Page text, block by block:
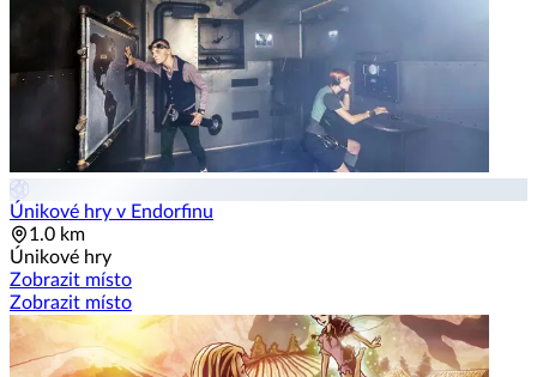
Únikové hry v Endorfinu
1.0 km
Únikové hry
Zobrazit místo
Zobrazit místo